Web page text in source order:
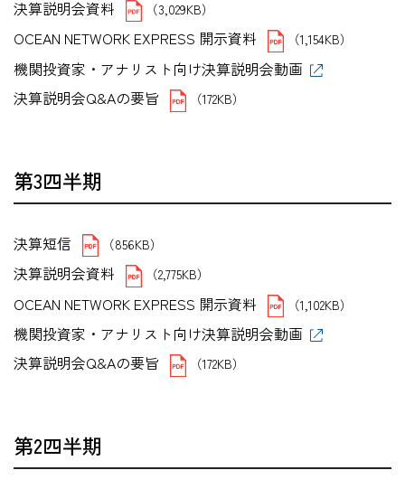
決算説明会資料 （3,029KB）
OCEAN NETWORK EXPRESS 開示資料 （1,154KB）
機関投資家・アナリスト向け決算説明会動画
決算説明会Q&Aの要旨
（172KB）
第3四半期
決算短信 （856KB）
決算説明会資料 （2,775KB）
OCEAN NETWORK EXPRESS 開示資料 （1,102KB）
機関投資家・アナリスト向け決算説明会動画
決算説明会Q&Aの要旨
（172KB）
第2四半期